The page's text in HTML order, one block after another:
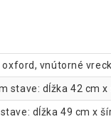
vnútorné
stave: dĺžka 42 cm x
dĺžka 49 cm x